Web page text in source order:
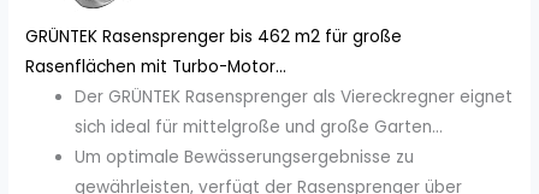
GRÜNTEK Rasensprenger bis 462 m2 für große
Rasenflächen mit Turbo-Motor...
Der GRÜNTEK Rasensprenger als Viereckregner eignet
sich ideal für mittelgroße und große Garten...
Um optimale Bewässerungsergebnisse zu
gewährleisten, verfügt der Rasensprenger über